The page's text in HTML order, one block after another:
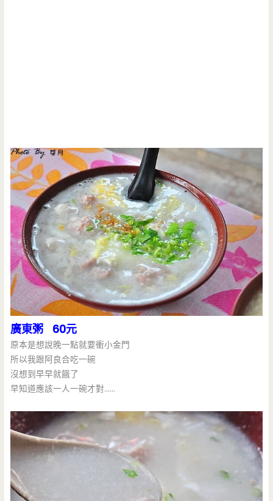
廣東粥 60元
原本是想說晚一點就要衝小金門
所以我跟阿良合吃一碗
沒想到早早就餓了
早知道應該一人一碗才對……